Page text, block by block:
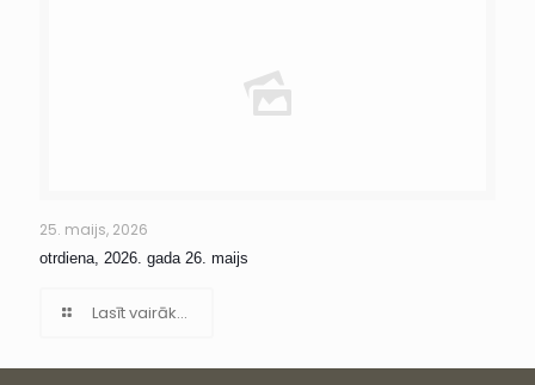
25. maijs, 2026
otrdiena, 2026. gada 26. maijs
Lasīt vairāk...